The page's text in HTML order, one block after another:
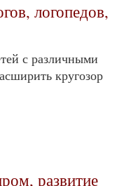
логопедов,
с различными
кругозор
развитие